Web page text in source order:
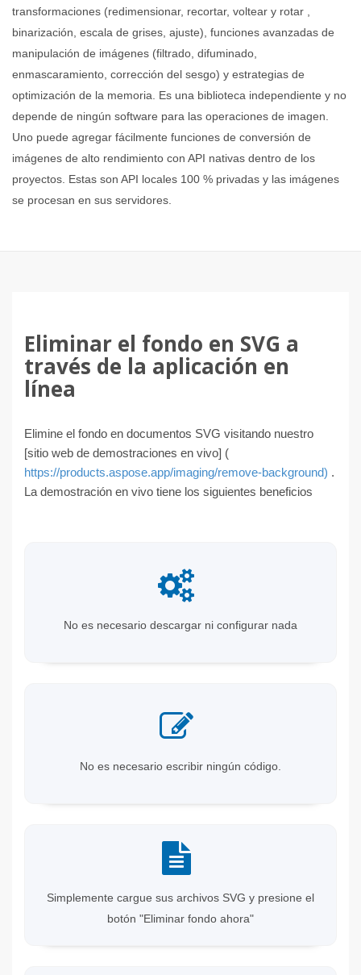
transformaciones (redimensionar, recortar, voltear y rotar ,
binarización, escala de grises, ajuste), funciones avanzadas de
manipulación de imágenes (filtrado, difuminado,
enmascaramiento, corrección del sesgo) y estrategias de
optimización de la memoria. Es una biblioteca independiente y no
depende de ningún software para las operaciones de imagen.
Uno puede agregar fácilmente funciones de conversión de
imágenes de alto rendimiento con API nativas dentro de los
proyectos. Estas son API locales 100 % privadas y las imágenes
se procesan en sus servidores.
Eliminar el fondo en SVG a
través de la aplicación en
línea
Elimine el fondo en documentos SVG visitando nuestro
[sitio web de demostraciones en vivo] (
https://products.aspose.app/imaging/remove-background) .
La demostración en vivo tiene los siguientes beneficios
No es necesario descargar ni configurar nada
No es necesario escribir ningún código.
Simplemente cargue sus archivos SVG y presione el
botón "Eliminar fondo ahora"